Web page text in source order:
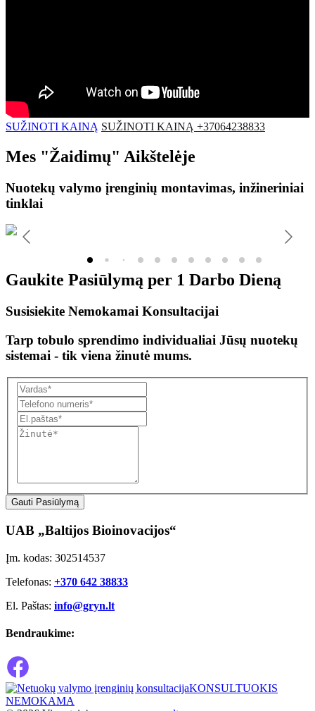
SUŽINOTI KAINĄ SUŽINOTI KAINĄ +37064238833
Mes "Žaidimų" Aikštelėje
Nuotekų valymo įrenginių montavimas, inžineriniai
tinklai
Gaukite Pasiūlymą per 1 Darbo Dieną
Susisiekite Nemokamai Konsultacijai
Tarp tobulo sprendimo individualiai Jūsų nuotekų
sistemai - tik viena žinutė mums.
Gauti Pasiūlymą
UAB „Baltijos Bioinovacijos“
Įm. kodas: 302514537
Telefonas: +370 642 38833
El. Paštas: info@gryn.lt
Bendraukime:
KONSULTUOKIS
NEMOKAMA